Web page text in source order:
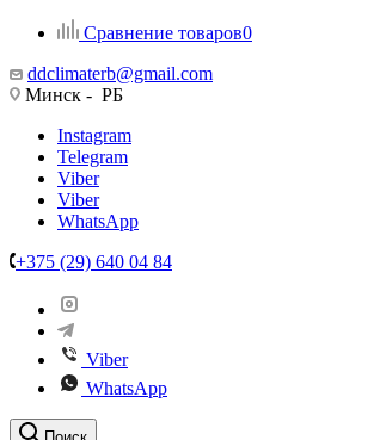
Сравнение товаров0
ddclimaterb@gmail.com
Минск - РБ
Instagram
Telegram
Viber
Viber
WhatsApp
+375 (29) 640 04 84
Viber
WhatsApp